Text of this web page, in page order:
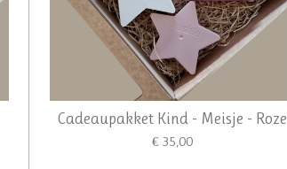
Cadeaupakket Kind - Meisje - Roze
€ 35,00